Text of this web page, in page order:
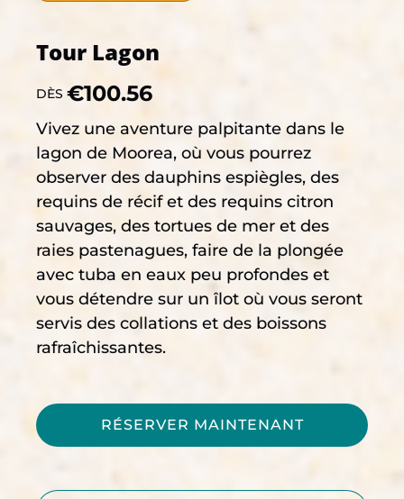
Tour Lagon
DÈS €100.56
Vivez une aventure palpitante dans le
lagon de Moorea, où vous pourrez
observer des dauphins espiègles, des
requins de récif et des requins citron
sauvages, des tortues de mer et des
raies pastenagues, faire de la plongée
avec tuba en eaux peu profondes et
vous détendre sur un îlot où vous seront
servis des collations et des boissons
rafraîchissantes.
RÉSERVER MAINTENANT